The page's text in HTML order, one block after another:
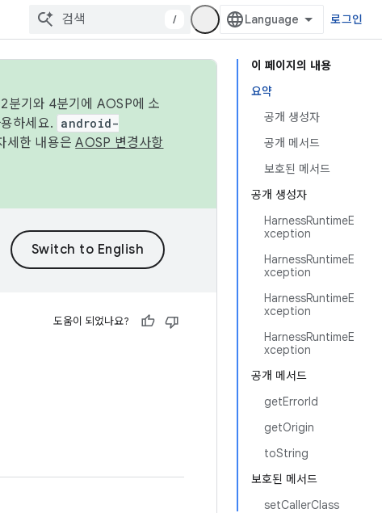
/ 로그인
이 페이지의 내용
요약
공개 생성자
공개 메서드
보호된 메서드
공개 생성자
HarnessRuntimeE
xception
HarnessRuntimeE
xception
HarnessRuntimeE
xception
HarnessRuntimeE
xception
공개 메서드
getErrorId
getOrigin
toString
보호된 메서드
setCallerClass
분기와 4분기에 AOSP에 소
하세요. android-
세한 내용은AOSP 변경사항
도움이 되었나요?